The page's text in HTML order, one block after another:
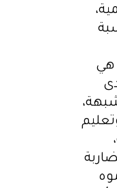
هي
شبهة،
كالمنتجات رقم1 تمامًا –شرح، وتعليم